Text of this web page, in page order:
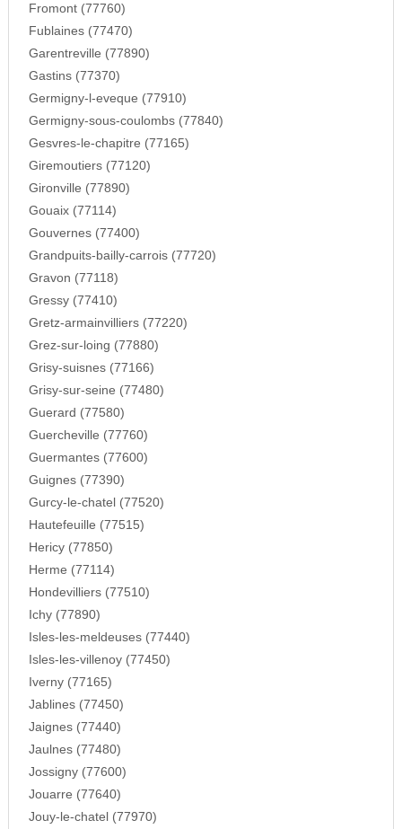
Fromont (77760)
Fublaines (77470)
Garentreville (77890)
Gastins (77370)
Germigny-l-eveque (77910)
Germigny-sous-coulombs (77840)
Gesvres-le-chapitre (77165)
Giremoutiers (77120)
Gironville (77890)
Gouaix (77114)
Gouvernes (77400)
Grandpuits-bailly-carrois (77720)
Gravon (77118)
Gressy (77410)
Gretz-armainvilliers (77220)
Grez-sur-loing (77880)
Grisy-suisnes (77166)
Grisy-sur-seine (77480)
Guerard (77580)
Guercheville (77760)
Guermantes (77600)
Guignes (77390)
Gurcy-le-chatel (77520)
Hautefeuille (77515)
Hericy (77850)
Herme (77114)
Hondevilliers (77510)
Ichy (77890)
Isles-les-meldeuses (77440)
Isles-les-villenoy (77450)
Iverny (77165)
Jablines (77450)
Jaignes (77440)
Jaulnes (77480)
Jossigny (77600)
Jouarre (77640)
Jouy-le-chatel (77970)